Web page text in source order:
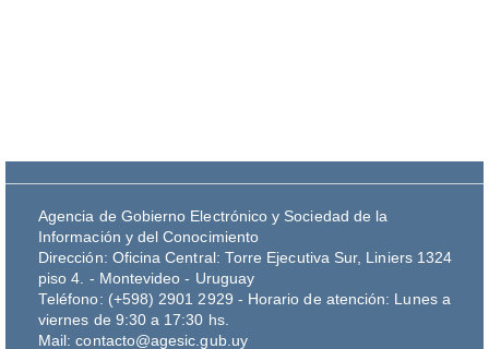
Agencia de Gobierno Electrónico y Sociedad de la
Información y del Conocimiento
Dirección: Oficina Central: Torre Ejecutiva Sur, Liniers 1324
piso 4. - Montevideo - Uruguay
Teléfono: (+598) 2901 2929 - Horario de atención: Lunes a
viernes de 9:30 a 17:30 hs.
Mail: contacto@agesic.gub.uy